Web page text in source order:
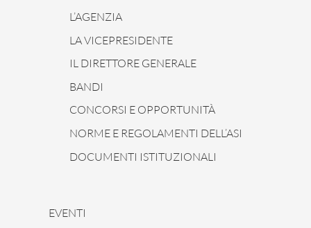
L’AGENZIA
LA VICEPRESIDENTE
IL DIRETTORE GENERALE
BANDI
CONCORSI E OPPORTUNITÀ
NORME E REGOLAMENTI DELL’ASI
DOCUMENTI ISTITUZIONALI
EVENTI